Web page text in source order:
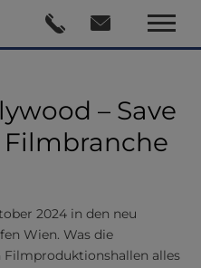
– Save
Filmbranche
2024 in den neu
Wien. Was die
alles